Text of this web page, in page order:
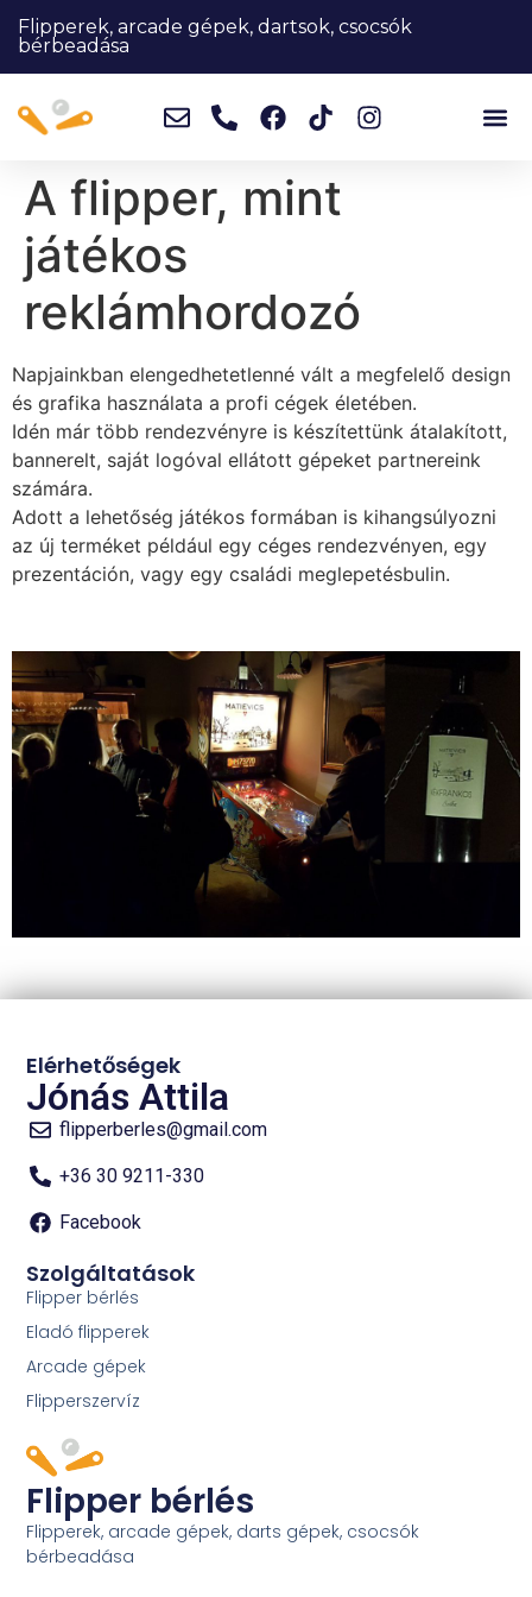
Flipperek, arcade gépek, dartsok, csocsók
bérbeadása
A flipper, mint
játékos
reklámhordozó
Napjainkban elengedhetetlenné vált a megfelelő design
és grafika használata a profi cégek életében.
Idén már több rendezvényre is készítettünk átalakított,
bannerelt, saját logóval ellátott gépeket partnereink
számára.
Adott a lehetőség játékos formában is kihangsúlyozni
az új terméket például egy céges rendezvényen, egy
prezentáción, vagy egy családi meglepetésbulin.
Flipper bérlés
Flipperek, arcade gépek, darts gépek, csocsók
bérbeadása
Szolgáltatások
Flipper bérlés
Eladó flipperek
Arcade gépek
Flipperszervíz
Elérhetőségek
Jónás Attila
flipperberles@gmail.com
+36 30 9211-330
Facebook